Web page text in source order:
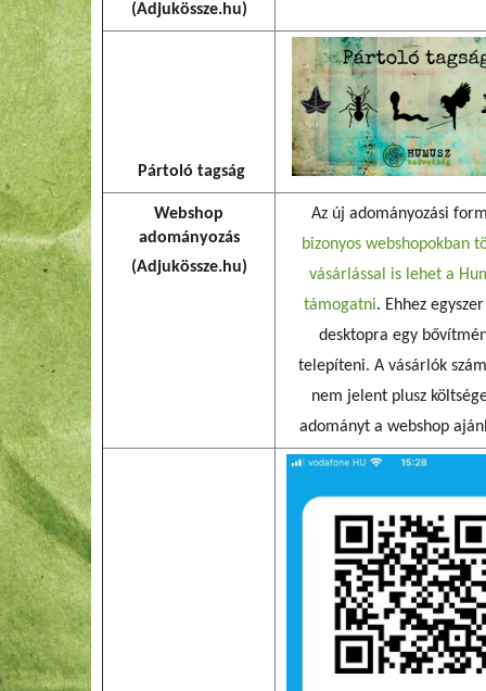
(Adjukössze.hu)
Pártoló tagság
Webshop
adományozás
(Adjukössze.hu)
Az új adományozási
bizonyos webshopokban
vásárlással is lehet a
támogatni. Ehhez
desktopra egy
telepíteni. A vásárlók
nem jelent plusz
adományt a webshop